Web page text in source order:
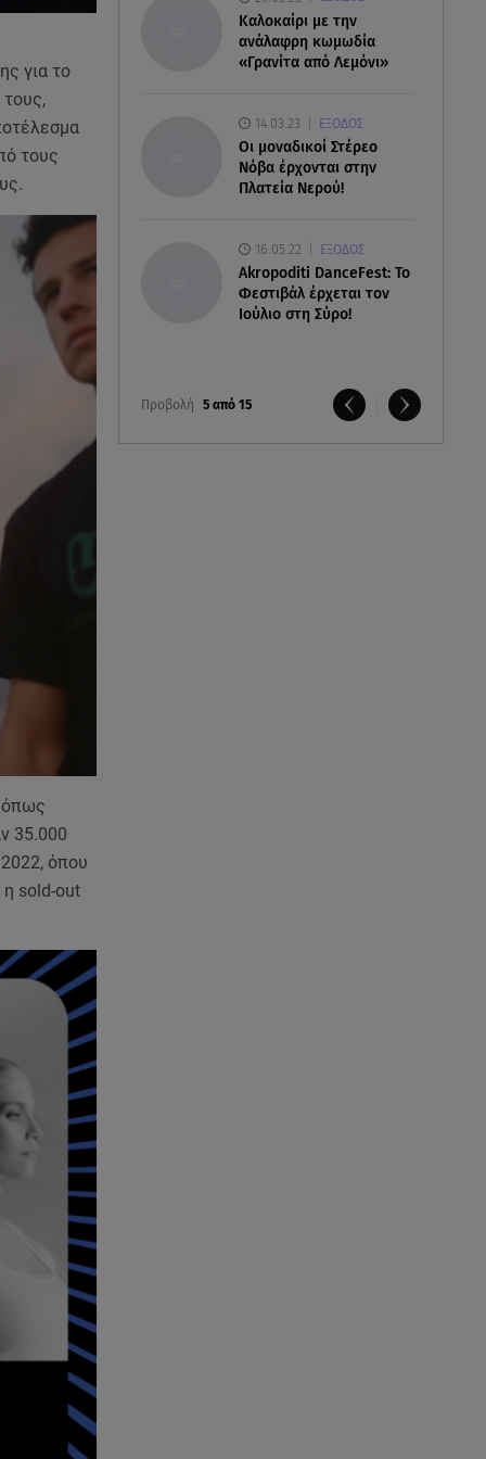
Καλοκαίρι με την
ανάλαφρη κωμωδία
«Γρανίτα από Λεμόνι»
14.03.23 ΕΞΟΔΟΣ
Οι μοναδικοί Στέρεο
Νόβα έρχονται στην
Πλατεία Νερού!
16.05.22 ΕΞΟΔΟΣ
Akropoditi DanceFest: Το
Φεστιβάλ έρχεται τον
Ιούλιο στη Σύρο!
Προβολή 5 από 15
για το
τους,
τους
όπως
35.000
όπου
η sold-out